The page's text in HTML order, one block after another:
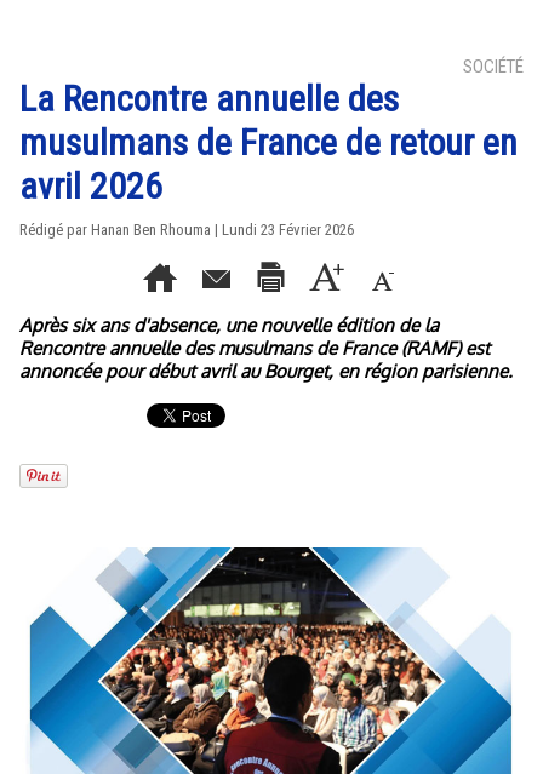
SOCIÉTÉ
La Rencontre annuelle des
musulmans de France de retour en
avril 2026
Rédigé par Hanan Ben Rhouma | Lundi 23 Février 2026
Après six ans d'absence, une nouvelle édition de la
Rencontre annuelle des musulmans de France (RAMF) est
annoncée pour début avril au Bourget, en région parisienne.